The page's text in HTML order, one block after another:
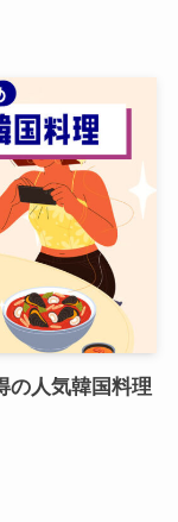
の人気韓国料理